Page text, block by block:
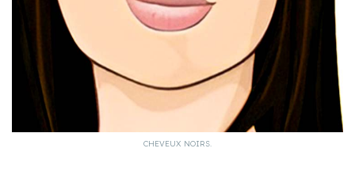
CHEVEUX NOIRS.